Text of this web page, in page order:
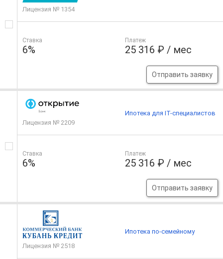
Лицензия № 1354
Ставка
6%
Платеж
25 316 ₽ / мес
Отправить заявку
Лицензия № 2209
Ставка
6%
Платеж
25 316 ₽ / мес
Отправить заявку
Ипотека для IT-специалистов
Лицензия № 2518
Ипотека по-семейному